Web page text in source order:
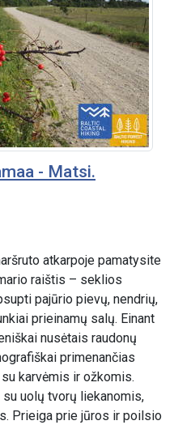
- Matsi.
atkarpoje pamatysite
raištis – seklios
pajūrio pievų, nendrių,
prieinamų salų. Einant
nusėtais raudonų
primenančias
karvėmis ir ožkomis.
uolų tvorų liekanomis,
Prieiga prie jūros ir poilsio